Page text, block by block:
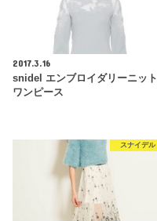
2017.3.16
snidel エンブロイダリーニット
ワンピース
スナイデル